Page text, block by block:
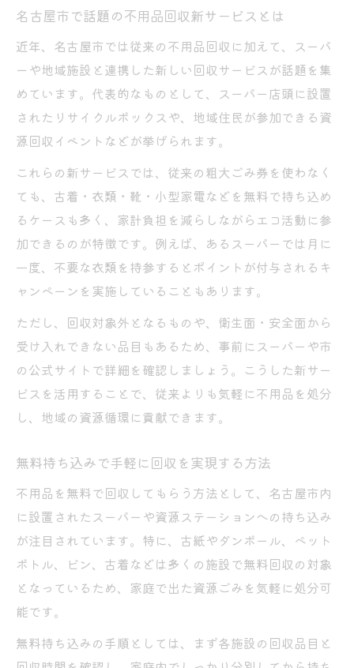
名古屋市で話題の不用品回収新サービスとは
近年、名古屋市では従来の不用品回収に加えて、スーパ
ーや地域施設と連携した新しい回収サービスが話題を集
めています。代表的なものとして、スーパー店頭に設置
されたリサイクルボックスや、地域住民が参加できる資
源回収イベントなどが挙げられます。
これらの新サービスでは、従来の粗大ごみ券を使わなく
ても、古着・衣類・靴・小型家電などを無料で持ち込め
るケースも多く、家計負担を減らしながらエコ活動に参
加できるのが特徴です。例えば、あるスーパーでは月に
一度、不要な衣類を持参するとポイントが付与されるキ
ャンペーンを実施していることもあります。
ただし、回収対象外となるものや、衛生面・安全面から
受け入れできない品目もあるため、事前にスーパーや市
の公式サイトで詳細を確認しましょう。こうした新サー
ビスを活用することで、従来よりも気軽に不用品を処分
し、地域の資源循環に貢献できます。
無料持ち込みで手軽に回収を実現する方法
不用品を無料で回収してもらう方法として、名古屋市内
に設置されたスーパーや資源ステーションへの持ち込み
が注目されています。特に、古紙やダンボール、ペット
ボトル、ビン、古着などは多くの施設で無料回収の対象
となっているため、家庭で出た資源ごみを気軽に処分可
能です。
無料持ち込みの手順としては、まず各施設の回収品目と